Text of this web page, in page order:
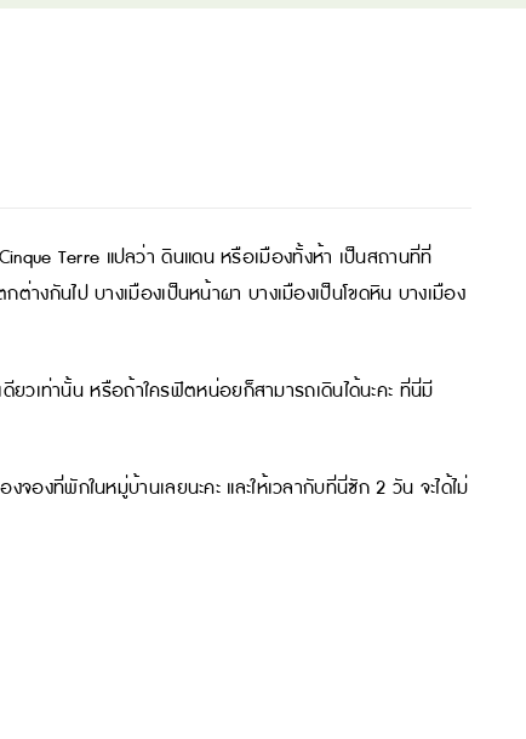
Terre แปลว่า ดินแดน หรือเมืองทั้งห้า เป็นสถานที่ที่
างกันไป บางเมืองเป็นหน้าผา บางเมืองเป็นโขดหิน บางเมือง
ดียวเท่านั้น หรือถ้าใครฟิตหน่อยก็สามารถเดินได้นะคะ ที่นี่มี
องที่พักในหมู่บ้านเลยนะคะ และให้เวลากับที่นี่ซัก 2 วัน จะได้ไม่